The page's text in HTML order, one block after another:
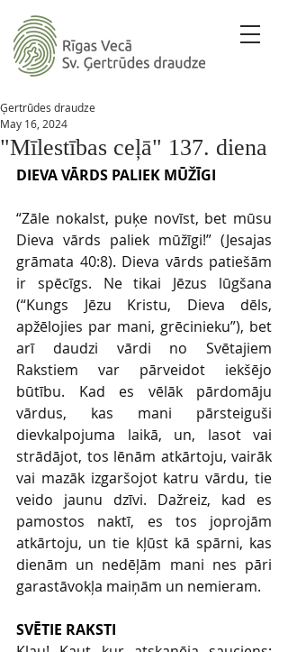
"Mīlestības ceļā" 137. diena
Ģertrūdes draudze
May 16, 2024
DIEVA VĀRDS PALIEK MŪŽĪGI
“Zāle nokalst, puķe novīst, bet mūsu
Dieva vārds paliek mūžīgi!” (Jesajas
grāmata 40:8). Dieva vārds patiešām
ir spēcīgs. Ne tikai Jēzus lūgšana
(“Kungs Jēzu Kristu, Dieva dēls,
apžēlojies par mani, grēcinieku”), bet
arī daudzi vārdi no Svētajiem
Rakstiem var pārveidot iekšējo
būtību. Kad es vēlāk pārdomāju
vārdus, kas mani pārsteiguši
dievkalpojuma laikā, un, lasot vai
strādājot, tos lēnām atkārtoju, vairāk
vai mazāk izgaršojot katru vārdu, tie
veido jaunu dzīvi. Dažreiz, kad es
pamostos naktī, es tos joprojām
atkārtoju, un tie kļūst kā spārni, kas
dienām un nedēļām mani nes pāri
garastāvokļa maiņām un nemieram.
SVĒTIE RAKSTI